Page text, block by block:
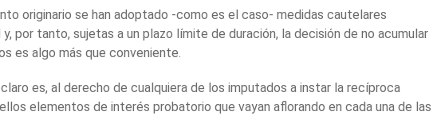
originario se han adoptado -como es el caso- medidas cautelares
por tanto, sujetas a un plazo límite de duración, la decisión de no acumular
es algo más que conveniente.
es, al derecho de cualquiera de los imputados a instar la recíproca
elementos de interés probatorio que vayan aflorando en cada una de las